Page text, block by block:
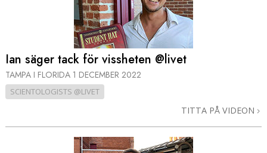
Ian säger tack för vissheten @livet
TAMPA I FLORIDA 1 DECEMBER 2022
SCIENTOLOGISTS @LIVET
TITTA PÅ VIDEON